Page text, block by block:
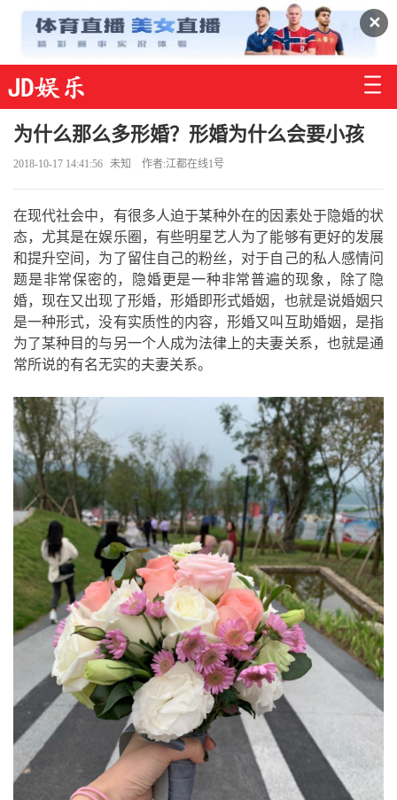
✕
为什么那么多形婚？形婚为什么会要小孩
2018-10-17 14:41:56 未知 作者:江都在线1号
在现代社会中，有很多人迫于某种外在的因素处于隐婚的状
态，尤其是在娱乐圈，有些明星艺人为了能够有更好的发展
和提升空间，为了留住自己的粉丝，对于自己的私人感情问
题是非常保密的，隐婚更是一种非常普遍的现象，除了隐
婚，现在又出现了形婚，形婚即形式婚姻，也就是说婚姻只
是一种形式，没有实质性的内容，形婚又叫互助婚姻，是指
为了某种目的与另一个人成为法律上的夫妻关系，也就是通
常所说的有名无实的夫妻关系。